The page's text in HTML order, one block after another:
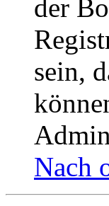
der
sein,
Nach